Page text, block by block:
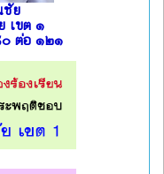
ชัย
เขต ๑
ต่อ ๑๒๑